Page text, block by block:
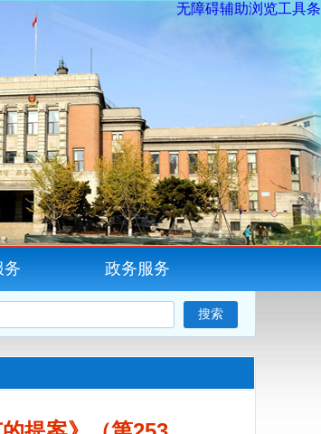
无障碍辅助浏览工具条
务 政务服务